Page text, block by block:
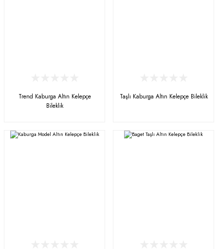
Trend Kaburga Altın Kelepçe
Bileklik
Taşlı Kaburga Altın Kelepçe Bileklik